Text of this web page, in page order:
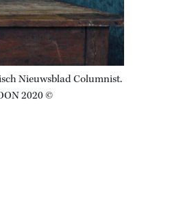
Nieuwsblad Columnist.
2020 ©